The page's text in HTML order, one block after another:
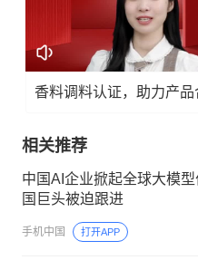
香料调料认证，助力产
相关推荐
中国AI企业掀起全球大模
国巨头被迫跟进
手机中国 打开APP